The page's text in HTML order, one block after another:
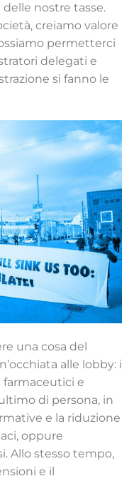
delle nostre tasse.
creiamo valore
permetterci
delegati e
si fanno le
una cosa del
alle lobby: i
e
di persona, in
e la riduzione
oppure
Allo stesso tempo,
e il